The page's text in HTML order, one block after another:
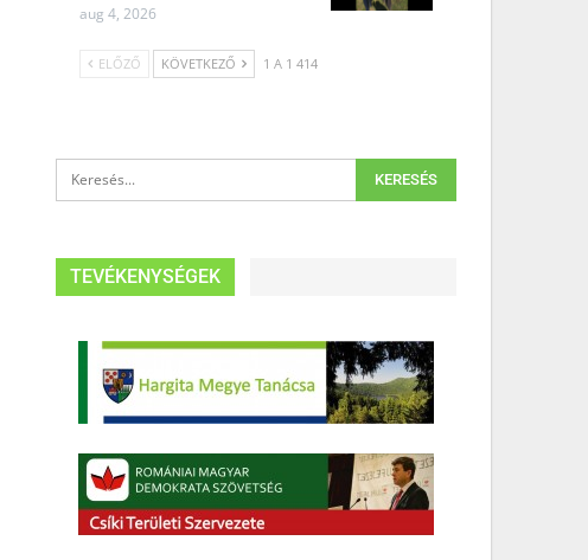
aug 4, 2026
ELŐZŐ KÖVETKEZŐ 1 A 1 414
TEVÉKENYSÉGEK